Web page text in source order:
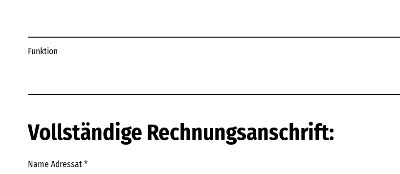
Funktion
Vollständige Rechnungsanschrift:
Name Adressat*